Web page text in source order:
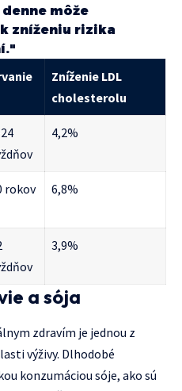
môže
zníženiu rizika
Zníženie LDL
cholesterolu
4,2%
rokov 6,8%
3,9%
a sója
zdravím je jednou z
výživy. Dlhodobé
konzumáciou sóje, ako sú